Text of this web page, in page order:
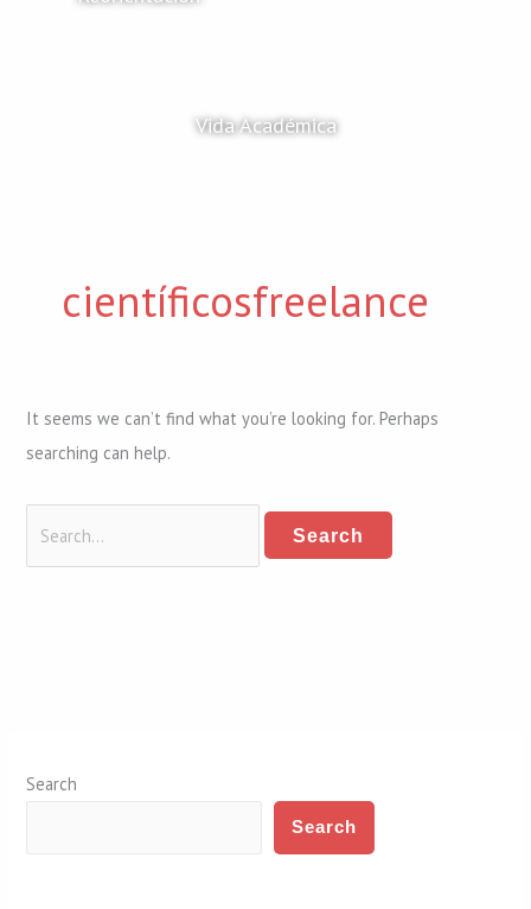
Vida Académica
científicosfreelance
It seems we can’t find what you’re looking for. Perhaps
searching can help.
Search
Search